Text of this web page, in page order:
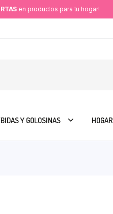
en productos para tu hogar!
Y GOLOSINAS HOGAR